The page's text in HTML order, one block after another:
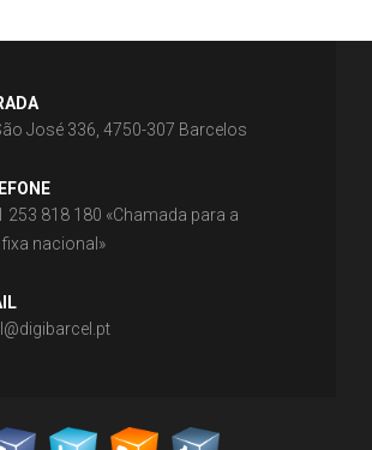
José 336, 4750-307 Barcelos
253 818 180 «Chamada para a
fixa nacional»